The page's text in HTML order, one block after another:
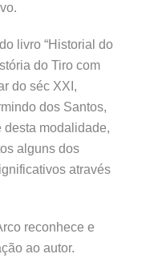
livro “Historial do
do Tiro com
do séc XXI,
dos Santos,
desta modalidade,
alguns dos
através
reconhece e
ao autor.